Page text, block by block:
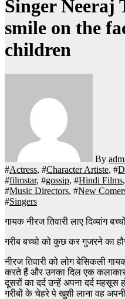
Singer Neeraj
smile on the
children
By
#Actress, #Character Artiste, #
#filmstar, #gossip, #Hindi Films
#Music Directors, #New
#Singers
गायक नीरज तिवारी लाए दिव्यांग
गरीब बच्चो को कुछ कर गुजरने का
नीरज तिवारी को लोग बेसिकली
करते हैं और उनका दिल एक
दूसरों का दर्द उन्हें अपना दर्द
गरीबों के चेहरे पे खुशी लाना वह